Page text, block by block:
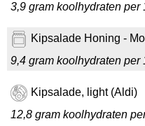
3,9 gram koolhydraten per
Kipsalade Honing -
9,4 gram koolhydraten per
Kipsalade, light (Aldi)
12,8 gram koolhydraten